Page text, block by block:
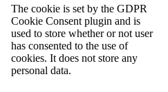
The cookie is set by the GDPR
Cookie Consent plugin and is
used to store whether or not user
has consented to the use of
cookies. It does not store any
personal data.